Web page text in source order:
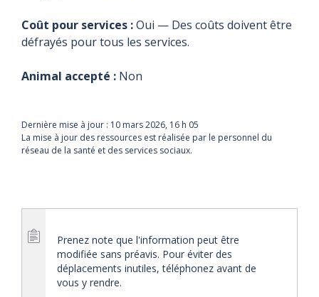
Coût pour services :Oui — Des coûts doivent être
défrayés pour tous les services.
Animal accepté : Non
Dernière mise à jour : 10 mars 2026, 16 h 05
La mise à jour des ressources est réalisée par le personnel du
réseau de la santé et des services sociaux.
Prenez note que l'information peut être
modifiée sans préavis. Pour éviter des
déplacements inutiles, téléphonez avant de
vous y rendre.